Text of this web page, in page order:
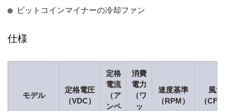
ビットコインマイナーの冷却ファン
仕様
モデル
定格電圧
（VDC）
定格
電流
（ア
ンペ
消費
電力
（ワ
ッ
速度基準
（RPM）
風量
（